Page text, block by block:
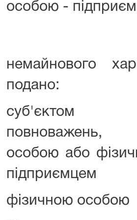
особою -
немайнового
подано:
суб'єктом
повноважень,
особою або
підприємцем
фізичною особою